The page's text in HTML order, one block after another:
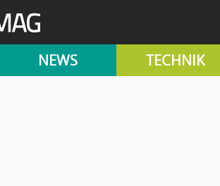
NEWS TECHNIK